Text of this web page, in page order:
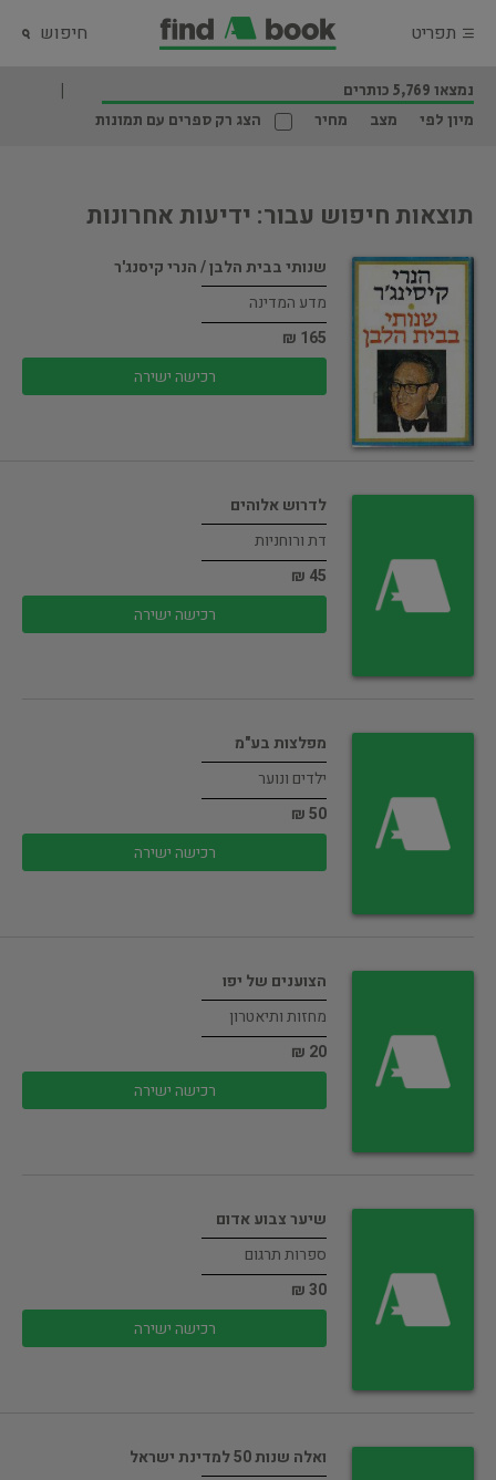
תפריט חיפוש
נמצאו 5,769 כותרים
מיון לפי
מצב מחיר הצג רק ספרים עם תמונות
תוצאות חיפוש עבור: ידיעות אחרונות
שנותי בבית הלבן / הנרי קיסנג'ר
מדע המדינה
165 ₪
רכישה ישירה
לדרוש אלוהים
דת ורוחניות
45 ₪
רכישה ישירה
מפלצות בע"מ
ילדים ונוער
50 ₪
רכישה ישירה
הצוענים של יפו
מחזות ותיאטרון
20 ₪
רכישה ישירה
שיער צבוע אדום
ספרות תרגום
30 ₪
רכישה ישירה
ואלה שנות 50 למדינת ישראל